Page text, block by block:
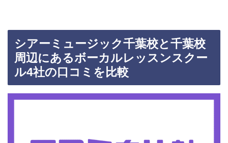
シアーミュージック千葉校と千葉校
周辺にあるボーカルレッスンスクー
ル4社の口コミを比較